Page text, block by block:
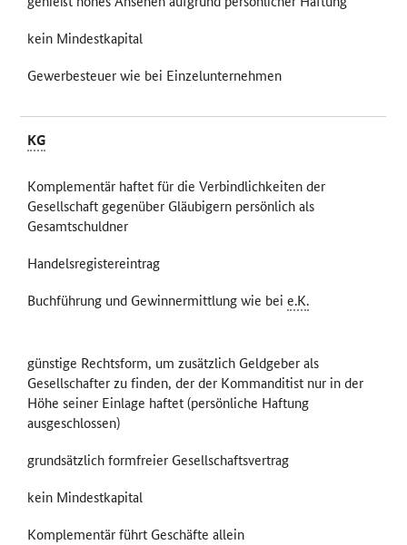
kein Mindestkapital
Gewerbesteuer wie bei Einzelunternehmen
KG
Komplementär haftet für die Verbindlichkeiten der
Gesellschaft gegenüber Gläubigern persönlich als
Gesamtschuldner
Handelsregistereintrag
Buchführung und Gewinnermittlung wie beie.K.
günstige Rechtsform, um zusätzlich Geldgeber als
Gesellschafter zu finden, der der Kommanditist nur in der
Höhe seiner Einlage haftet (persönliche Haftung
ausgeschlossen)
grundsätzlich formfreier Gesellschaftsvertrag
kein Mindestkapital
Komplementär führt Geschäfte allein